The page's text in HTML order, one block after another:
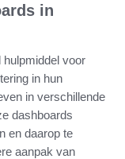
in
hulpmiddel voor
in hun
in verschillende
dashboards
en daarop te
aanpak van